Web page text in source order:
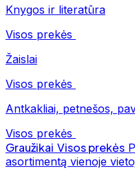
Knygos ir literatūra
Visos prekės
Žaislai
Visos prekės
Antkakliai, petnešos,
Visos prekės
Graužikai Visos prekės
asortimentą vienoje